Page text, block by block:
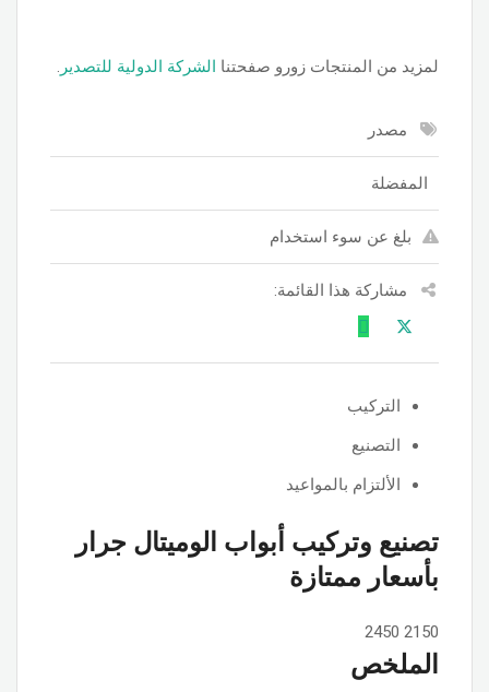
لمزيد من المنتجات زورو صفحتنا الشركة الدولية للتصدير .
مصدر
المفضلة
بلغ عن سوء استخدام
مشاركة هذا القائمة:
التركيب
التصنيع
الألتزام بالمواعيد
تصنيع وتركيب أبواب الوميتال جرار
بأسعار ممتازة
2150
2450
الملخص